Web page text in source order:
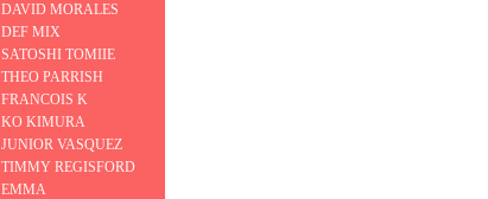
DAVID MORALES
DEF MIX
SATOSHI TOMIIE
THEO PARRISH
FRANCOIS K
KO KIMURA
JUNIOR VASQUEZ
TIMMY REGISFORD
EMMA